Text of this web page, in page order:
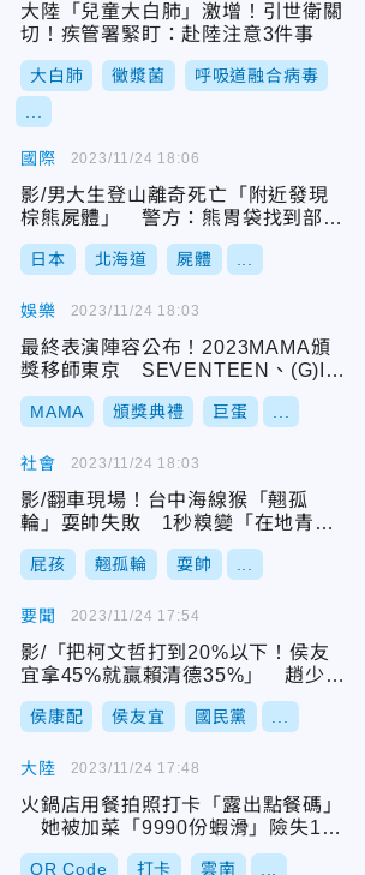
大陸「兒童大白肺」激增！引世衛關
切！疾管署緊盯：赴陸注意3件事
大白肺 黴漿菌 呼吸道融合病毒
國際
影/男大生登山離奇死亡「附近發現
棕熊屍體」 警方：熊胃袋找到部分
屍塊
日本 北海道 屍體
2023/11/24 18:06
娛樂
最終表演陣容公布！2023MAMA頒
獎移師東京 SEVENTEEN、(G)I-
DLE大勢團出席
MAMA 頒獎典禮 巨蛋
2023/11/24 18:03
社會
影/翻車現場！台中海線猴「翹孤
輪」耍帥失敗 1秒糗變「在地青
年」
屁孩 翹孤輪 耍帥
2023/11/24 18:03
要聞
影/「把柯文哲打到20%以下！侯友
宜拿45%就贏賴清德35%」 趙少
康：有那麼難嗎？
侯康配 侯友宜 國民黨
2023/11/24 17:54
大陸
火鍋店用餐拍照打卡「露出點餐碼」
她被加菜「9990份蝦滑」險失190
萬
QR Code 打卡 雲南
2023/11/24 17:48